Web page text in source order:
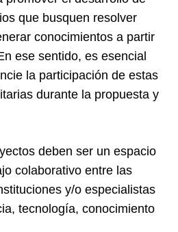
que busquen resolver
conocimientos a partir
ese sentido, es esencial
la participación de estas
durante la propuesta y
deben ser un espacio
colaborativo entre las
y/o especialistas
tecnología, conocimiento